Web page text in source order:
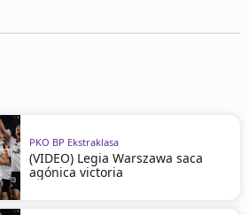
PKO BP Ekstraklasa
(VIDEO) Legia Warszawa saca
agónica victoria